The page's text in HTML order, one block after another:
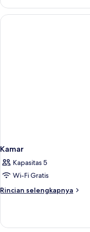
Grand
Junior
Suite
Kamar
Kapasitas 5
Wi-Fi Gratis
Rincian selengkapnya
Rincian
Kamar